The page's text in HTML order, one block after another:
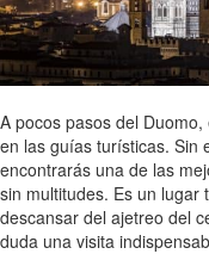
A pocos pasos del Duomo,
en las guías turísticas. Sin
encontrarás una de las
sin multitudes. Es un lugar
descansar del ajetreo del
duda una visita